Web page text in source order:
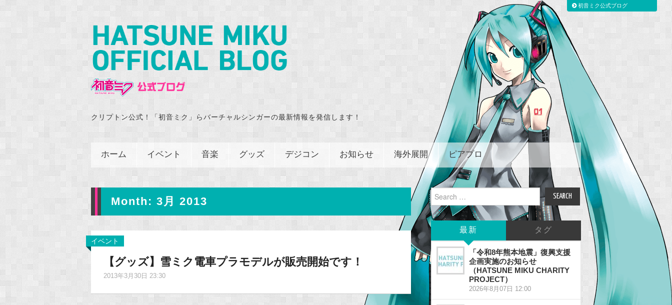
クリプトン公式！「初音ミク」らバーチャルシンガーの最新情報を発信します！
ホーム イベント 音楽 グッズ デジコン お知らせ 海外展開 ピアプロ
Month: 3月 2013
イベント
【グッズ】雪ミク電車プラモデルが販売開始です！
2013年3月30日 23:30
Search
for:
最新 タグ
「令和8年熊本地震」復興支援
企画実施のお知らせ
（HATSUNE MIKU CHARITY
PROJECT）
2026年8月07日 12:00
初音ミク公式ブログ